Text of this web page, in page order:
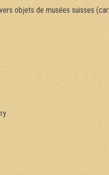
objets de musées suisses